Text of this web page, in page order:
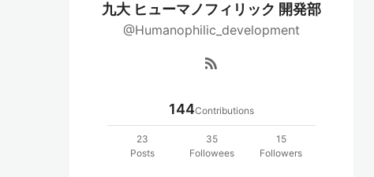
九大 ヒューマノフィリック 開発部
@Humanophilic_development
rss_feed
144Contributions
23
Posts
35
Followees
15
Followers